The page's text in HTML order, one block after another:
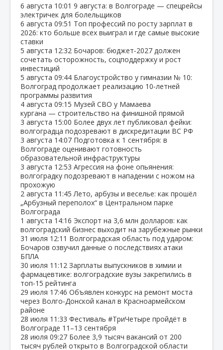
6 августа 10:01 9 августа: в Волгограде — спецрейсы
электричек для болельщиков
6 августа 09:51 Топ профессий по росту зарплат в
2026: кто больше всех выиграл и где самые высокие
ставки
5 августа 12:32 Бочаров: бюджет‑2027 должен
сочетать осторожность, соцподдержку и рост
инвестиций
5 августа 09:44 Благоустройство у гимназии № 10:
Волгоград продолжает реализацию 10‑летней
программы развития
4 августа 09:15 Музей СВО у Мамаева
кургана — строительство на финишной прямой
3 августа 15:00 Более двух лет публиковал фейки:
волгоградца подозревают в дискредитации ВС РФ
3 августа 14:07 Подготовка к 1 сентября: в
Волгограде оценивают готовность
образовательной инфраструктуры
3 августа 12:53 Агрессия на фоне опьянения:
волгоградку подозревают в нападении с ножом на
прохожую
2 августа 11:45 Лето, арбузы и веселье: как прошёл
„Арбузный переполох“ в Центральном парке
Волгограда
1 августа 14:16 Экспорт на 3,6 млн долларов: как
волгоградский бизнес выходит на зарубежные рынки
31 июля 12:11 Волгоградская область под ударом:
Бочаров озвучил данные о последствиях атаки
БПЛА
30 июля 11:12 Зарплаты выпускников в химии и
фармацевтике: волгоградские вузы закрепились в
топ‑15 рейтинга
29 июля 17:46 Объявлен конкурс на ремонт моста
через Волго‑Донской канал в Красноармейском
районе
28 июля 11:33 Фестиваль #ТриЧетыре пройдёт в
Волгограде 11–13 сентября
28 июля 09:27 Более 3,9 тысяч вакансий от 200
тысяч рублей открыто в Волгоградской области